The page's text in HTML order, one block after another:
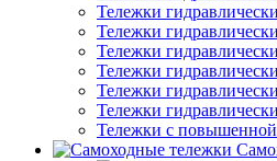
Тележки
Тележки
Тележки
Тележки
Тележки
Тележки
Тележки с